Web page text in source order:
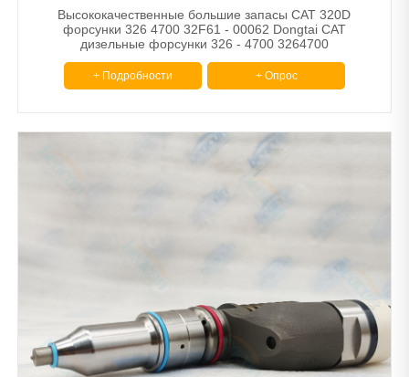
Высококачественные большие запасы CAT 320D
форсунки 326 4700 32F61 - 00062 Dongtai CAT
дизельные форсунки 326 - 4700 3264700
+ Подробности + Опрос